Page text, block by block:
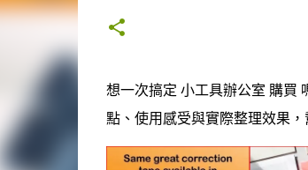
想一次搞定 小工具辦公室 購
點、使用感受與實際整理效果